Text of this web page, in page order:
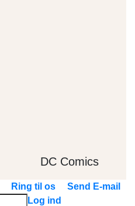
DC Comics
Ring til os
Send E-mail
Log ind